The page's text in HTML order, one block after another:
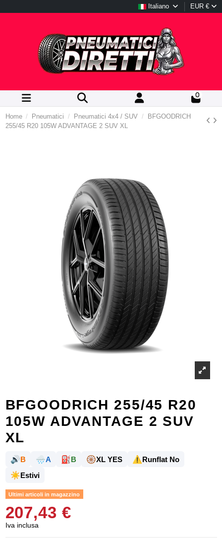
Italiano EUR €
0
Home Pneumatici Pneumatici 4x4 / SUV
BFGOODRICH
255/45 R20 105W ADVANTAGE 2 SUV XL
BFGOODRICH 255/45 R20
105W ADVANTAGE 2 SUV
XL
🔊B 🌧️A ⛽B 🛞XL YES ⚠️Runflat No
☀️Estivi
Ultimi articoli in magazzino
207,43 €
Iva inclusa